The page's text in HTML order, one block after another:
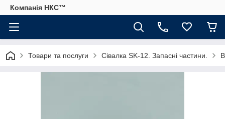
Компанія НКС™
Товари та послуги Сівалка SK-12. Запасні частини.